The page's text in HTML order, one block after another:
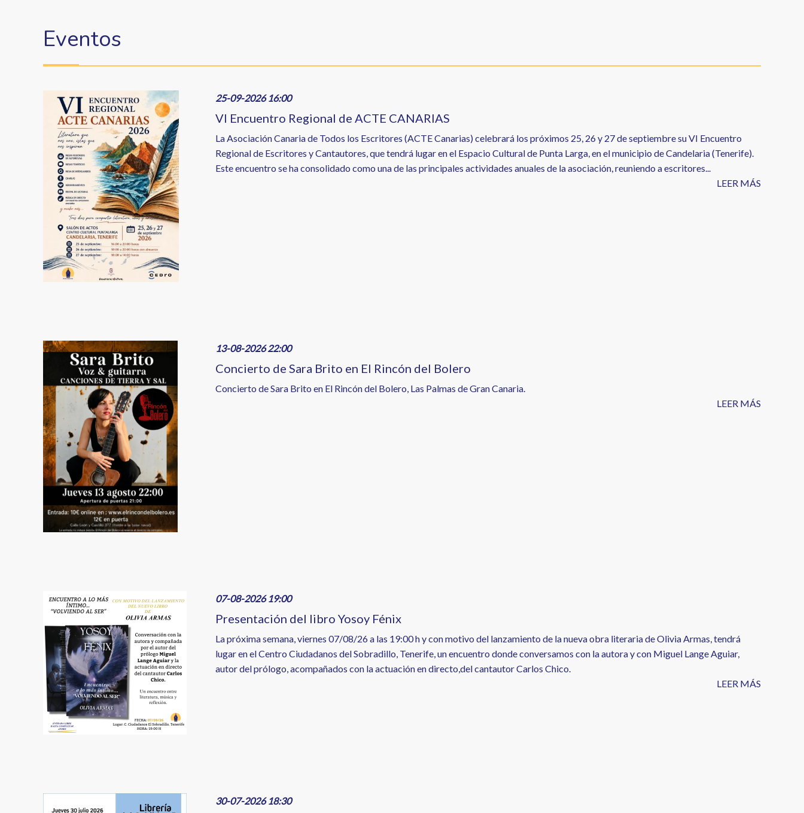
de
ayuda
a
la
navegación
Eventos
Image 25-09-2026 16:00
VI Encuentro Regional de ACTE CANARIAS
La Asociación Canaria de Todos los Escritores (ACTE Canarias) celebrará los próximos 25, 26 y 27 de septiembre su VI Encuentro
Regional de Escritores y Cantautores, que tendrá lugar en el Espacio Cultural de Punta Larga, en el municipio de Candelaria (Tenerife).
Este encuentro se ha consolidado como una de las principales actividades anuales de la asociación, reuniendo a escritores...
LEER MÁS
Image 13-08-2026 22:00
Concierto de Sara Brito en El Rincón del Bolero
Concierto de Sara Brito en El Rincón del Bolero, Las Palmas de Gran Canaria.
LEER MÁS
Image 07-08-2026 19:00
Presentación del libro Yosoy Fénix
La próxima semana, viernes 07/08/26 a las 19:00 h y con motivo del lanzamiento de la nueva obra literaria de Olivia Armas, tendrá
lugar en el Centro Ciudadanos del Sobradillo, Tenerife, un encuentro donde conversamos con la autora y con Miguel Lange Aguiar,
autor del prólogo, acompañados con la actuación en directo,del cantautor Carlos Chico.
LEER MÁS
30-07-2026 18:30